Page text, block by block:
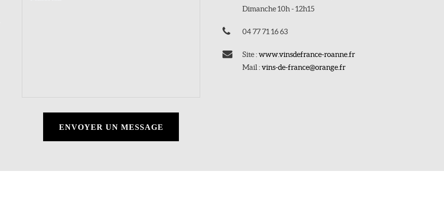
ENVOYER UN MESSAGE
Dimanche 10h - 12h15
04 77 71 16 63
Site :www.vinsdefrance-roanne.fr
Mail :vins-de-france@orange.fr